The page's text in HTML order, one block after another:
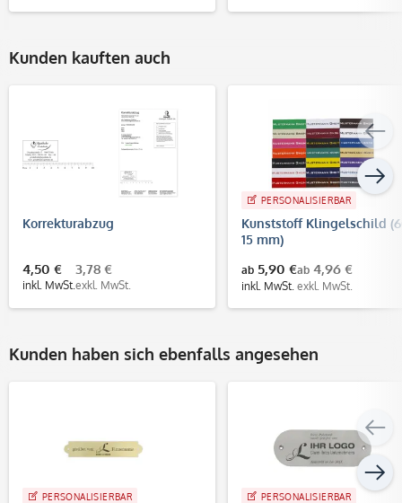
Kunden kauften auch
Korrekturabzug
4,50 €
inkl. MwSt.
3,78 €
exkl. MwSt.
PERSONALISIERBAR
Kunststoff Klingelschild
15 mm)
ab 5,90 €
inkl. MwSt.
ab 4,96 €
exkl. MwSt.
Kunden haben sich ebenfalls angesehen
PERSONALISIERBAR PERSONALISIERBAR